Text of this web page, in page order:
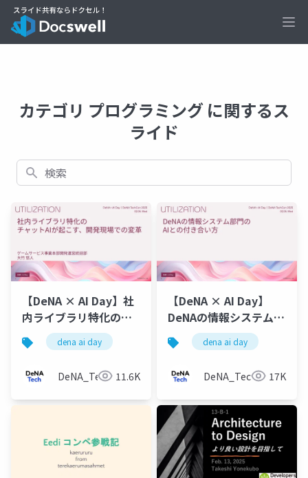
カテゴリ プログラミング に関するス
ライド
検索
【DeNA × AI Day】社
内ライブラリ特化のチ
ャットAIが起こす、開
発現場での変革
dena ai day
DeNA_Tech 11.6K
【DeNA × AI Day】
DeNAの情報システム部
門の AIとの付き合い方
dena ai day
DeNA_Tech 17K